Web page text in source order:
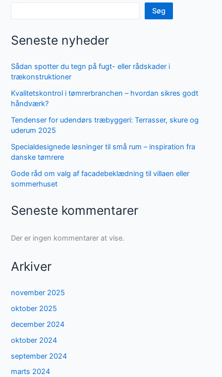
Søg
Seneste nyheder
Sådan spotter du tegn på fugt- eller rådskader i
trækonstruktioner
Kvalitetskontrol i tømrerbranchen – hvordan sikres godt
håndværk?
Tendenser for udendørs træbyggeri: Terrasser, skure og
uderum 2025
Specialdesignede løsninger til små rum – inspiration fra
danske tømrere
Gode råd om valg af facadebeklædning til villaen eller
sommerhuset
Seneste kommentarer
Der er ingen kommentarer at vise.
Arkiver
november 2025
oktober 2025
december 2024
oktober 2024
september 2024
marts 2024